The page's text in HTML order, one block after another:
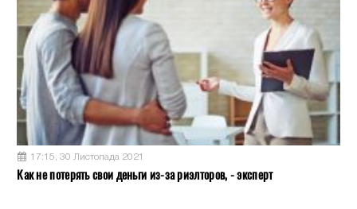
17:15, 30 Листопада 2021
Как не потерять свои деньги из-за риэлторов, - эксперт